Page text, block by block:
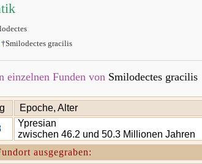
†Smilodectes gracilis
einzelnen Funden von Smilodectes gracilis
Epoche, Alter
Ypresian
zwischen 46.2 und 50.3 Millionen Jahren
ausgegraben: